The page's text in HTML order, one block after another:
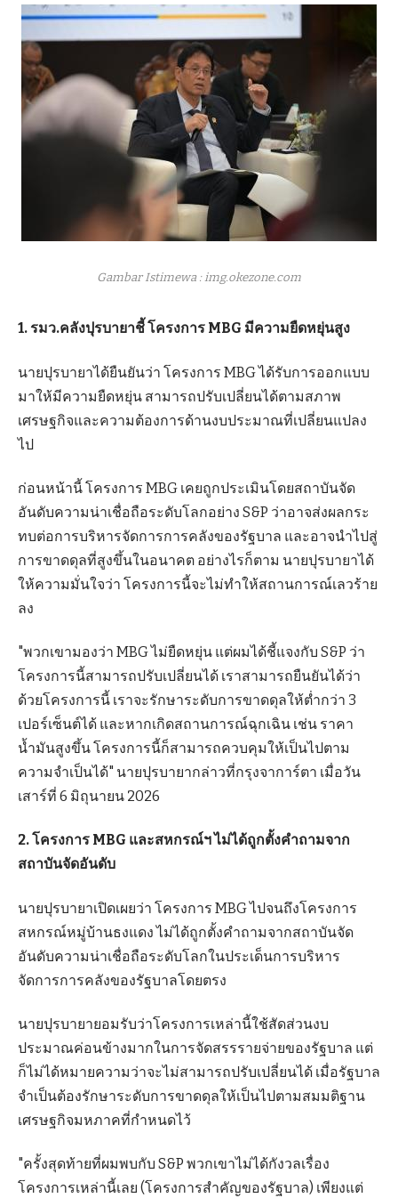
Gambar Istimewa : img.okezone.com
1. รมว.คลังปุรบายาชี้ โครงการ MBG มีความยืดหยุ่นสูง
นายปุรบายาได้ยืนยันว่า โครงการ MBG ได้รับการออกแบบ
มาให้มีความยืดหยุ่น สามารถปรับเปลี่ยนได้ตามสภาพ
เศรษฐกิจและความต้องการด้านงบประมาณที่เปลี่ยนแปลง
ไป
ก่อนหน้านี้ โครงการ MBG เคยถูกประเมินโดยสถาบันจัด
อันดับความน่าเชื่อถือระดับโลกอย่าง S&P ว่าอาจส่งผลกระ
ทบต่อการบริหารจัดการการคลังของรัฐบาล และอาจนำไปสู่
การขาดดุลที่สูงขึ้นในอนาคต อย่างไรก็ตาม นายปุรบายาได้
ให้ความมั่นใจว่า โครงการนี้จะไม่ทำให้สถานการณ์เลวร้าย
ลง
"พวกเขามองว่า MBG ไม่ยืดหยุ่น แต่ผมได้ชี้แจงกับ S&P ว่า
โครงการนี้สามารถปรับเปลี่ยนได้ เราสามารถยืนยันได้ว่า
ด้วยโครงการนี้ เราจะรักษาระดับการขาดดุลให้ต่ำกว่า 3
เปอร์เซ็นต์ได้ และหากเกิดสถานการณ์ฉุกเฉิน เช่น ราคา
น้ำมันสูงขึ้น โครงการนี้ก็สามารถควบคุมให้เป็นไปตาม
ความจำเป็นได้" นายปุรบายากล่าวที่กรุงจาการ์ตา เมื่อวัน
เสาร์ที่ 6 มิถุนายน 2026
2. โครงการ MBG และสหกรณ์ฯ ไม่ได้ถูกตั้งคำถามจาก
สถาบันจัดอันดับ
นายปุรบายาเปิดเผยว่า โครงการ MBG ไปจนถึงโครงการ
สหกรณ์หมู่บ้านธงแดง ไม่ได้ถูกตั้งคำถามจากสถาบันจัด
อันดับความน่าเชื่อถือระดับโลกในประเด็นการบริหาร
จัดการการคลังของรัฐบาลโดยตรง
นายปุรบายายอมรับว่าโครงการเหล่านี้ใช้สัดส่วนงบ
ประมาณค่อนข้างมากในการจัดสรรรายจ่ายของรัฐบาล แต่
ก็ไม่ได้หมายความว่าจะไม่สามารถปรับเปลี่ยนได้ เมื่อรัฐบาล
จำเป็นต้องรักษาระดับการขาดดุลให้เป็นไปตามสมมติฐาน
เศรษฐกิจมหภาคที่กำหนดไว้
"ครั้งสุดท้ายที่ผมพบกับ S&P พวกเขาไม่ได้กังวลเรื่อง
โครงการเหล่านี้เลย (โครงการสำคัญของรัฐบาล) เพียงแต่